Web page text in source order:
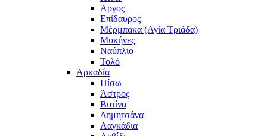
Άργος
Επίδαυρος
Μέρμπακα (Αγία Τριάδα)
Μυκήνες
Ναύπλιο
Τολό
Αρκαδία
Πίσω
Άστρος
Βυτίνα
Δημητσάνα
Λαγκάδια